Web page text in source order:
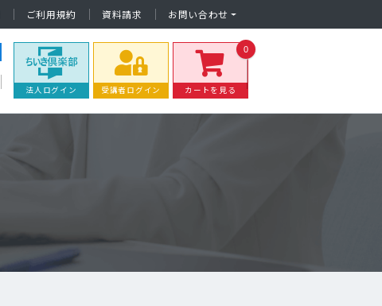
ご利用規約 資料請求 お問い合わせ
法人ログイン 受講者ログイン カートを見る
0